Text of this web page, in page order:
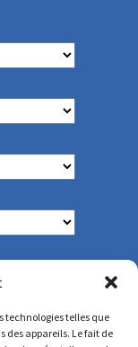
technologies telles que
des appareils. Le fait de